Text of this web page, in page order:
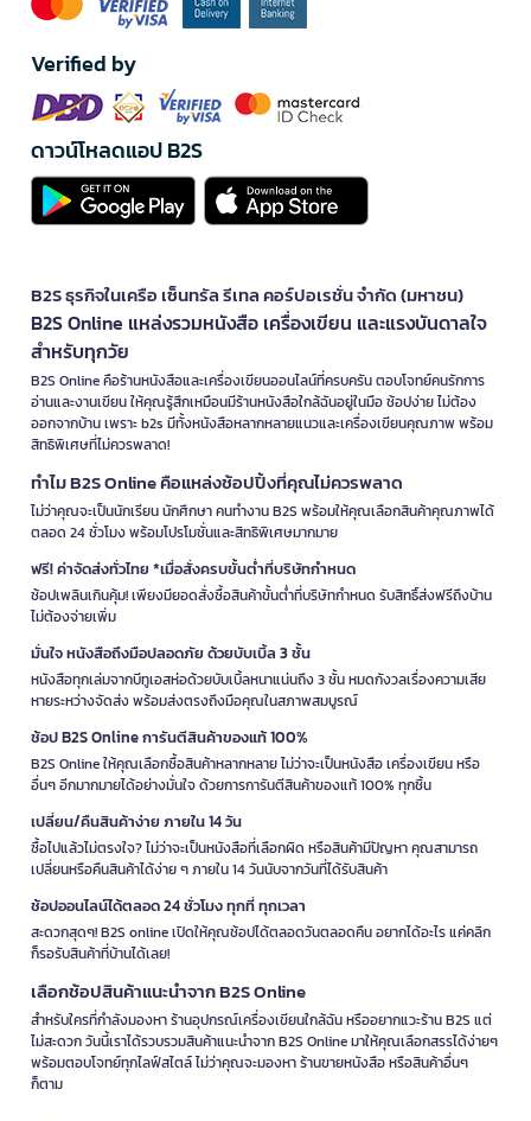
Verified by
ดาวน์โหลดแอป B2S
B2S ธุรกิจในเครือ เซ็นทรัล รีเทล คอร์ปอเรชั่น จำกัด (มหาชน)
B2S Online แหล่งรวมหนังสือ เครื่องเขียน และแรงบันดาลใจ
สำหรับทุกวัย
B2S Online คือร้านหนังสือและเครื่องเขียนออนไลน์ที่ครบครัน ตอบโจทย์คนรักการ
อ่านและงานเขียน ให้คุณรู้สึกเหมือนมีร้านหนังสือใกล้ฉันอยู่ในมือ ช้อปง่าย ไม่ต้อง
ออกจากบ้าน เพราะ b2s มีทั้งหนังสือหลากหลายแนวและเครื่องเขียนคุณภาพ พร้อม
สิทธิพิเศษที่ไม่ควรพลาด!
ทำไม B2S Online คือแหล่งช้อปปิ้งที่คุณไม่ควรพลาด
ไม่ว่าคุณจะเป็นนักเรียน นักศึกษา คนทำงาน B2S พร้อมให้คุณเลือกสินค้าคุณภาพได้
ตลอด 24 ชั่วโมง พร้อมโปรโมชั่นและสิทธิพิเศษมากมาย
ฟรี! ค่าจัดส่งทั่วไทย *เมื่อสั่งครบขั้นต่ำที่บริษัทกำหนด
ช้อปเพลินเกินคุ้ม! เพียงมียอดสั่งซื้อสินค้าขั้นต่ำที่บริษัทกำหนด รับสิทธิ์ส่งฟรีถึงบ้าน
ไม่ต้องจ่ายเพิ่ม
มั่นใจ หนังสือถึงมือปลอดภัย ด้วยบับเบิ้ล 3 ชั้น
หนังสือทุกเล่มจากบีทูเอสห่อด้วยบับเบิ้ลหนาแน่นถึง 3 ชั้น หมดกังวลเรื่องความเสีย
หายระหว่างจัดส่ง พร้อมส่งตรงถึงมือคุณในสภาพสมบูรณ์
ช้อป B2S Online การันตีสินค้าของแท้ 100%
B2S Online ให้คุณเลือกซื้อสินค้าหลากหลาย ไม่ว่าจะเป็นหนังสือ เครื่องเขียน หรือ
อื่นๆ อีกมากมายได้อย่างมั่นใจ ด้วยการการันตีสินค้าของแท้ 100% ทุกชิ้น
เปลี่ยน/คืนสินค้าง่าย ภายใน 14 วัน
ซื้อไปแล้วไม่ตรงใจ? ไม่ว่าจะเป็นหนังสือที่เลือกผิด หรือสินค้ามีปัญหา คุณสามารถ
เปลี่ยนหรือคืนสินค้าได้ง่าย ๆ ภายใน 14 วันนับจากวันที่ได้รับสินค้า
ช้อปออนไลน์ได้ตลอด 24 ชั่วโมง ทุกที่ ทุกเวลา
สะดวกสุดๆ! B2S online เปิดให้คุณช้อปได้ตลอดวันตลอดคืน อยากได้อะไร แค่คลิก
ก็รอรับสินค้าที่บ้านได้เลย!
เลือกช้อปสินค้าแนะนำจาก B2S Online
สำหรับใครที่กำลังมองหา ร้านอุปกรณ์เครื่องเขียนใกล้ฉัน หรืออยากแวะร้าน B2S แต่
ไม่สะดวก วันนี้เราได้รวบรวมสินค้าแนะนำจาก B2S Online มาให้คุณเลือกสรรได้ง่ายๆ
พร้อมตอบโจทย์ทุกไลฟ์สไตล์ ไม่ว่าคุณจะมองหา ร้านขายหนังสือ หรือสินค้าอื่นๆ
ก็ตาม